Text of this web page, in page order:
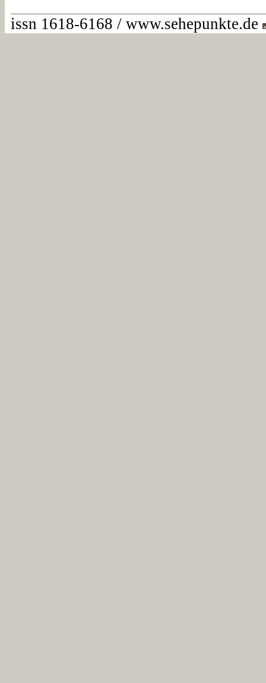
issn 1618-6168 / www.sehepunkte.de